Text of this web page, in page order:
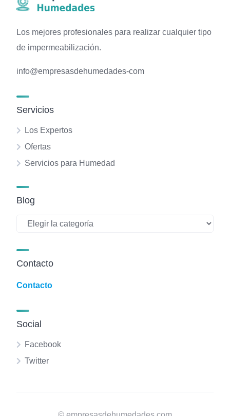
Los mejores profesionales para realizar cualquier tipo
de impermeabilización.
info@empresasdehumedades-com
Servicios
Los Expertos
Ofertas
Servicios para Humedad
Blog
Blog
Contacto
Contacto
Social
Facebook
Twitter